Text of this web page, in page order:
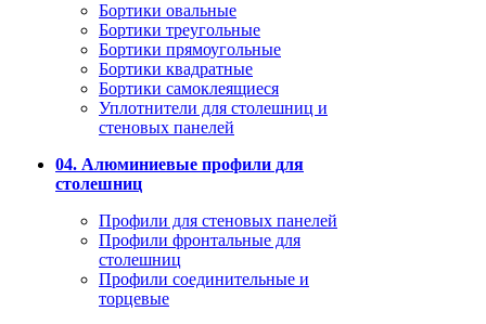
Бортики овальные
Бортики треугольные
Бортики прямоугольные
Бортики квадратные
Бортики самоклеящиеся
Уплотнители для столешниц и
стеновых панелей
04. Алюминиевые профили для
столешниц
Профили для стеновых панелей
Профили фронтальные для
столешниц
Профили соединительные и
торцевые